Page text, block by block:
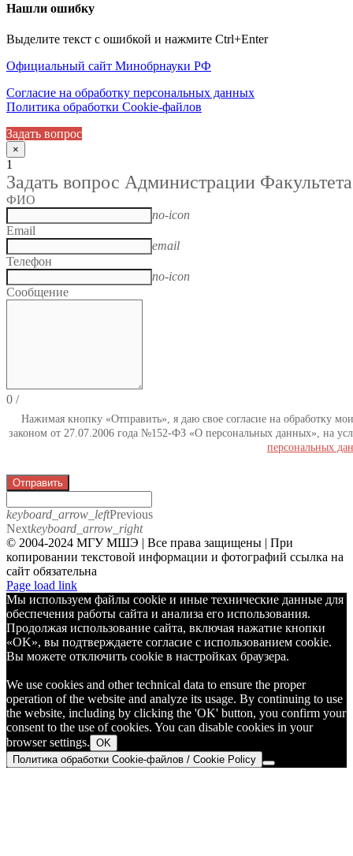
Нашли ошибку
Выделите текст с ошибкой и нажмите Ctrl+Enter
Официальный сайт Минобрнауки РФ
Согласие на обработку персональных данных
Политика обработки Cookie-файлов
Задать вопрос
×
1
Задать вопрос Администрации Факультета
ФИО
no-icon
Email
email
Телефон
no-icon
Сообщение
0 /
Нажимая кнопку «Отправить», я даю свое согласие на обработку
законом от 27.07.2006 года №152-ФЗ «О персональных данных», на
персональных
Отправить
keyboard_arrow_leftPrevious
Nextkeyboard_arrow_right
© 2004-2024 МГУ МШЭ | Все права защищены | При
копировании текстовой информации и фотографий ссылка на
сайт обязательна
Telegram
Page load link
Мы используем файлы cookie и иные технические данные для
обеспечения работы сайта и анализа его использования.
Продолжая использование сайта, включая нажатие кнопки
«OK», вы подтверждаете согласие с использованием cookie.
Вы можете отключить cookie в настройках браузера.
We use cookies and other technical data to ensure the proper
operation of the website and analyze its usage. By continuing to use
the website, including by clicking the 'OK' button, you confirm your
consent to the use of cookies. You can disable cookies in your
browser settings. OK
Политика обработки Cookie-файлов / Cookie Policy